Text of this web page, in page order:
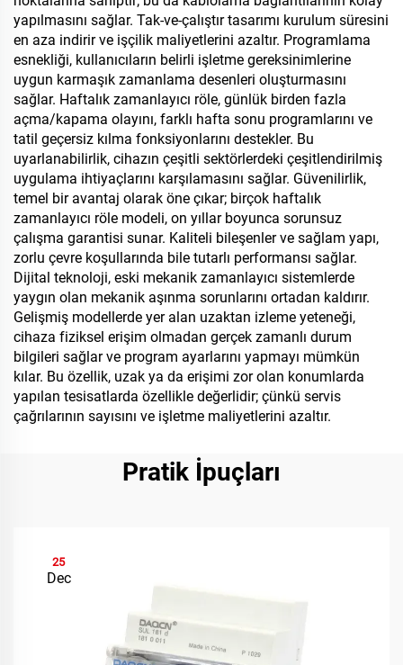
yapılmasını sağlar. Tak-ve-çalıştır tasarımı kurulum süresini
en aza indirir ve işçilik maliyetlerini azaltır. Programlama
esnekliği, kullanıcıların belirli işletme gereksinimlerine
uygun karmaşık zamanlama desenleri oluşturmasını
sağlar. Haftalık zamanlayıcı röle, günlük birden fazla
açma/kapama olayını, farklı hafta sonu programlarını ve
tatil geçersiz kılma fonksiyonlarını destekler. Bu
uyarlanabilirlik, cihazın çeşitli sektörlerdeki çeşitlendirilmiş
uygulama ihtiyaçlarını karşılamasını sağlar. Güvenilirlik,
temel bir avantaj olarak öne çıkar; birçok haftalık
zamanlayıcı röle modeli, on yıllar boyunca sorunsuz
çalışma garantisi sunar. Kaliteli bileşenler ve sağlam yapı,
zorlu çevre koşullarında bile tutarlı performansı sağlar.
Dijital teknoloji, eski mekanik zamanlayıcı sistemlerde
yaygın olan mekanik aşınma sorunlarını ortadan kaldırır.
Gelişmiş modellerde yer alan uzaktan izleme yeteneği,
cihaza fiziksel erişim olmadan gerçek zamanlı durum
bilgileri sağlar ve program ayarlarını yapmayı mümkün
kılar. Bu özellik, uzak ya da erişimi zor olan konumlarda
yapılan tesisatlarda özellikle değerlidir; çünkü servis
çağrılarının sayısını ve işletme maliyetlerini azaltır.
Pratik İpuçları
25
Dec